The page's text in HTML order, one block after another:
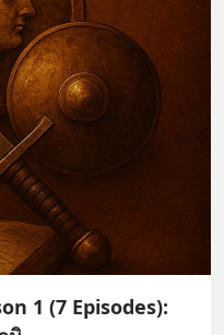
1 (7 Episodes):